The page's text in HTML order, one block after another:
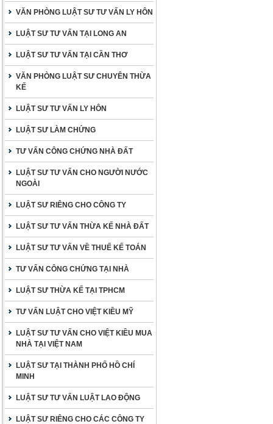
VĂN PHÒNG LUẬT SƯ TƯ VẤN LY HÔN
LUẬT SƯ TƯ VẤN TẠI LONG AN
LUẬT SƯ TƯ VẤN TẠI CẦN THƠ
VĂN PHÒNG LUẬT SƯ CHUYÊN THỪA
KẾ
LUẬT SƯ TƯ VẤN LY HÔN
LUẬT SƯ LÀM CHỨNG
TƯ VẤN CÔNG CHỨNG NHÀ ĐẤT
LUẬT SƯ TƯ VẤN CHO NGƯỜI NƯỚC
NGOÀI
LUẬT SƯ RIÊNG CHO CÔNG TY
LUẬT SƯ TƯ VẤN THỪA KẾ NHÀ ĐẤT
LUẬT SƯ TƯ VẤN VỀ THUẾ KẾ TOÁN
TƯ VẤN CÔNG CHỨNG TẠI NHÀ
LUẬT SƯ THỪA KẾ TẠI TPHCM
TƯ VẤN LUẬT CHO VIỆT KIỀU MỸ
LUẬT SƯ TƯ VẤN CHO VIỆT KIỀU MUA
NHÀ TẠI VIỆT NAM
LUẬT SƯ TẠI THÀNH PHỐ HỒ CHÍ
MINH
LUẬT SƯ TƯ VẤN LUẬT LAO ĐỘNG
LUẬT SƯ RIÊNG CHO CÁC CÔNG TY